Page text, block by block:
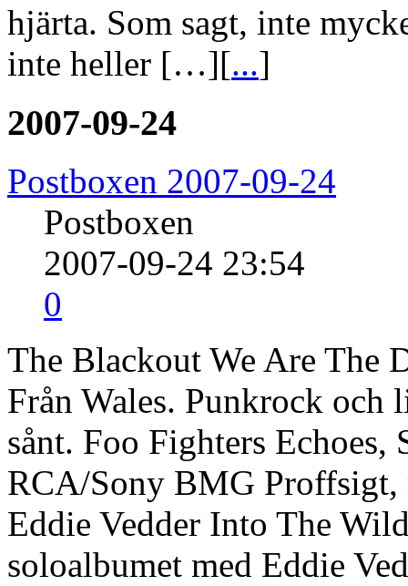
hjärta. Som sagt, inte
inte heller […][...]
2007-09-24
Postboxen 2007-09-24
Postboxen
2007-09-24 23:54
0
The Blackout We Are The
Från Wales. Punkrock och
sånt. Foo Fighters Echoes,
RCA/Sony BMG
Eddie Vedder Into The
soloalbumet med Eddie